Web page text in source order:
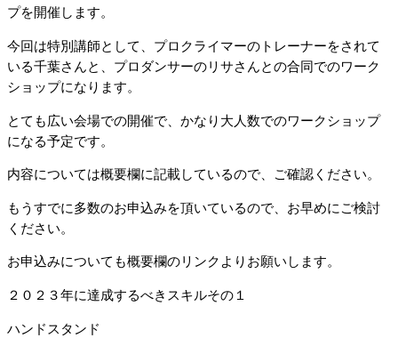
プを開催します。
今回は特別講師として、プロクライマーのトレーナーをされて
いる千葉さんと、プロダンサーのリサさんとの合同でのワーク
ショップになります。
とても広い会場での開催で、かなり大人数でのワークショップ
になる予定です。
内容については概要欄に記載しているので、ご確認ください。
もうすでに多数のお申込みを頂いているので、お早めにご検討
ください。
お申込みについても概要欄のリンクよりお願いします。
２０２３年に達成するべきスキルその１
ハンドスタンド